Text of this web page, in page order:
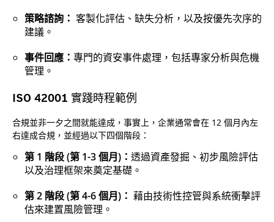
策略諮詢： 客製化評估、缺失分析，以及按優先次序的
建議。
事件回應： 專門的資安事件處理，包括專家分析與危機
管理。
ISO 42001 實踐時程範例
合規並非一夕之間就能達成，事實上，企業通常會在 12 個月內左
右達成合規，並經過以下四個階段：
第 1 階段 (第 1-3 個月)： 透過資產發掘、初步風險評估
以及治理框架來奠定基礎。
第 2 階段 (第 4-6 個月)： 藉由技術性控管與系統衝擊評
估來建置風險管理。